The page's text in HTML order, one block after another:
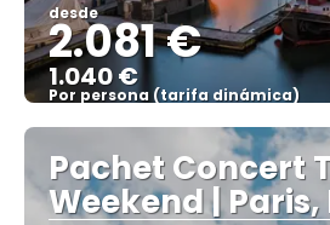
desde
2.081 €
1.040 €
Por persona (tarifa dinámica)
Ver más
Pachet Concert
Weekend |